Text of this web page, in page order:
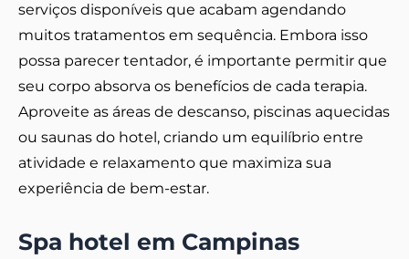
serviços disponíveis que acabam agendando
muitos tratamentos em sequência. Embora isso
possa parecer tentador, é importante permitir que
seu corpo absorva os benefícios de cada terapia.
Aproveite as áreas de descanso, piscinas aquecidas
ou saunas do hotel, criando um equilíbrio entre
atividade e relaxamento que maximiza sua
experiência de bem-estar.
Spa hotel em Campinas